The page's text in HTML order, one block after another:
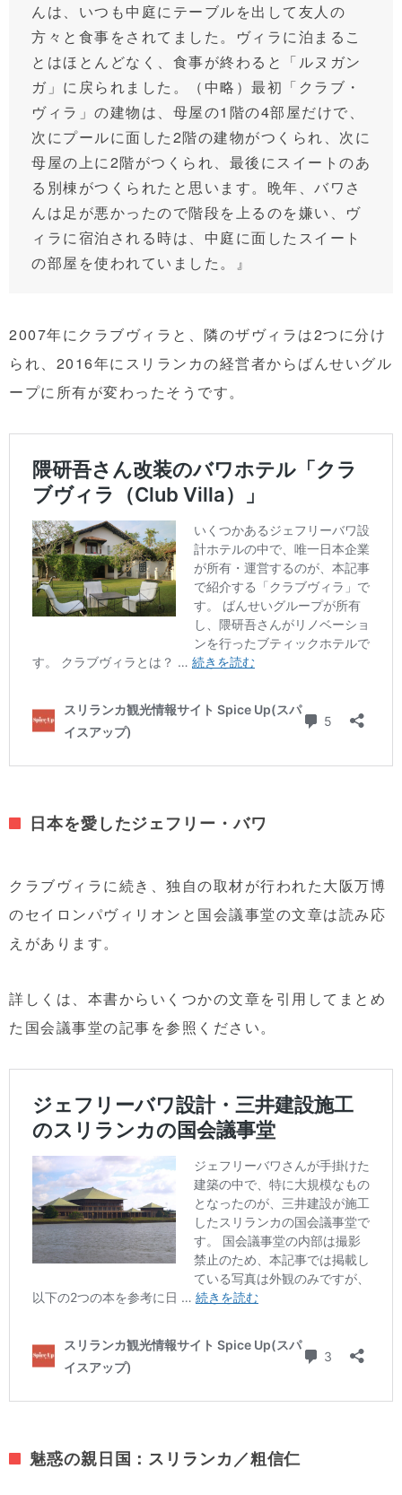
んは、いつも中庭にテーブルを出して友人の
方々と食事をされてました。ヴィラに泊まるこ
とはほとんどなく、食事が終わると「ルヌガン
ガ」に戻られました。（中略）最初「クラブ・
ヴィラ」の建物は、母屋の1階の4部屋だけで、
次にプールに面した2階の建物がつくられ、次に
母屋の上に2階がつくられ、最後にスイートのあ
る別棟がつくられたと思います。晩年、バワさ
んは足が悪かったので階段を上るのを嫌い、ヴ
ィラに宿泊される時は、中庭に面したスイート
の部屋を使われていました。』
2007年にクラブヴィラと、隣のザヴィラは2つに分け
られ、2016年にスリランカの経営者からばんせいグル
ープに所有が変わったそうです。
日本を愛したジェフリー・バワ
クラブヴィラに続き、独自の取材が行われた大阪万博
のセイロンパヴィリオンと国会議事堂の文章は読み応
えがあります。
詳しくは、本書からいくつかの文章を引用してまとめ
た国会議事堂の記事を参照ください。
魅惑の親日国：スリランカ／粗信仁